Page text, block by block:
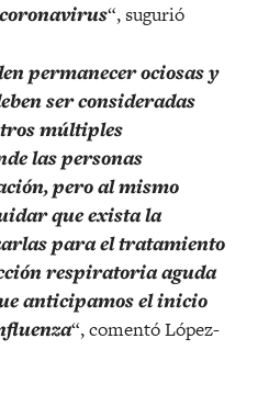
“, sugurió
permanecer ociosas y
ser consideradas
múltiples
las personas
pero al mismo
que exista la
para el tratamiento
respiratoria aguda
anticipamos el inicio
“, comentó López-